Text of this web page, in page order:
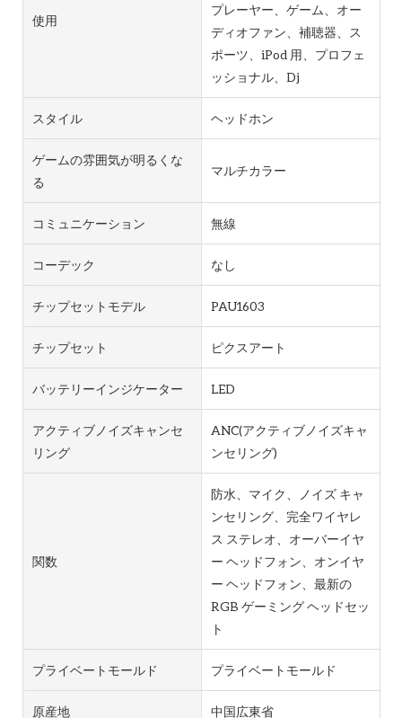
使用
プレーヤー、ゲーム、オー
ディオファン、補聴器、ス
ポーツ、iPod 用、プロフェ
ッショナル、Dj
スタイル ヘッドホン
ゲームの雰囲気が明るくな
る
マルチカラー
コミュニケーション 無線
コーデック なし
チップセットモデル PAU1603
チップセット ピクスアート
バッテリーインジケーター LED
アクティブノイズキャンセ
リング
ANC(アクティブノイズキャ
ンセリング)
関数
防水、マイク、ノイズ キャ
ンセリング、完全ワイヤレ
ス ステレオ、オーバーイヤ
ー ヘッドフォン、オンイヤ
ー ヘッドフォン、最新の
RGB ゲーミング ヘッドセッ
ト
プライベートモールド プライベートモールド
原産地 中国広東省